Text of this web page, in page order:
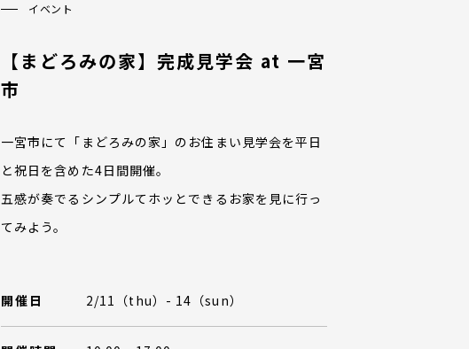
イベント
【まどろみの家】完成見学会 at 一宮
市
一宮市にて「まどろみの家」のお住まい見学会を平日
と祝日を含めた4日間開催。
五感が奏でるシンプルてホッとできるお家を見に行っ
てみよう。
開催日 2/11（thu）- 14（sun）